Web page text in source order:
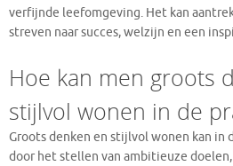
verfijnde leefomgeving. Het kan
streven naar succes, welzijn en een
Hoe kan men groots
stijlvol wonen in de
Groots denken en stijlvol wonen kan in
door het stellen van ambitieuze